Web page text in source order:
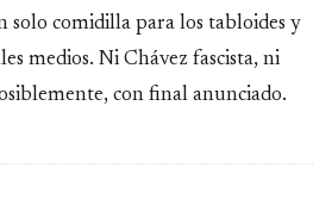
solo comidilla para los tabloides y
medios. Ni Chávez fascista, ni
con final anunciado.